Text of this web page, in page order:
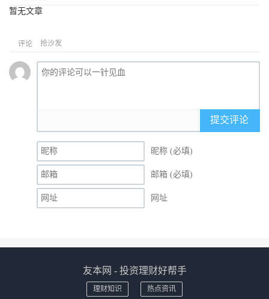
暂无文章
评论 抢沙发
提交评论
昵称 (必填)
邮箱 (必填)
网址
友本网 - 投资理财好帮手
理财知识 热点资讯